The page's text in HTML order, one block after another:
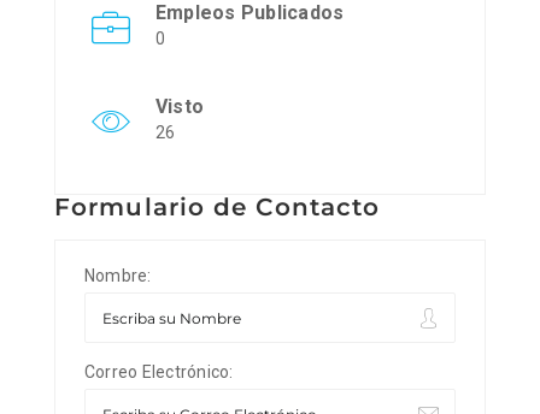
Empleos Publicados
0
Visto
26
Formulario de Contacto
Nombre:
Correo Electrónico: